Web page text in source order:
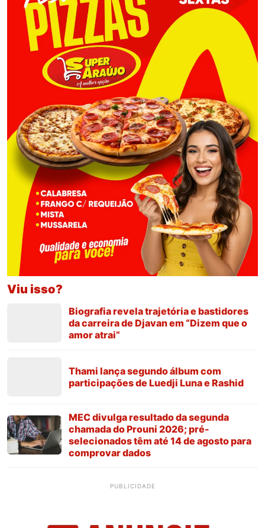
Viu isso?
Biografia revela trajetória e bastidores
da carreira de Djavan em “Dizem que o
amor atrai”
Thami lança segundo álbum com
participações de Luedji Luna e Rashid
MEC divulga resultado da segunda
chamada do Prouni 2026; pré-
selecionados têm até 14 de agosto para
comprovar dados
PUBLICIDADE